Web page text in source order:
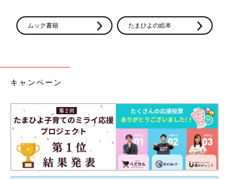
ムック書籍 たまひよの絵本
キャンペーン